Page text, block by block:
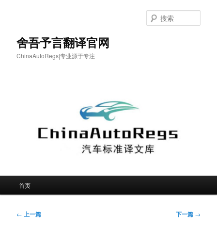
舍吾予言翻译官网
ChinaAutoRegs|专业源于专注
索
首页
文
← 上一篇 下一篇 →